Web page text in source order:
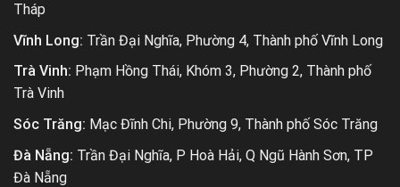
Tháp
Vĩnh Long: Trần Đại Nghĩa, Phường 4, Thành phố Vĩnh Long
Trà Vinh: Phạm Hồng Thái, Khóm 3, Phường 2, Thành phố
Trà Vinh
Sóc Trăng: Mạc Đĩnh Chi, Phường 9, Thành phố Sóc Trăng
Đà Nẵng: Trần Đại Nghĩa, P Hoà Hải, Q Ngũ Hành Sơn, TP
Đà Nẵng